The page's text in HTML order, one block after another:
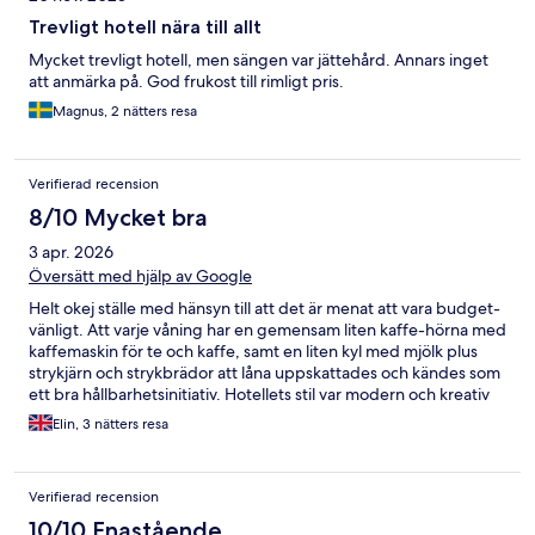
Trevligt hotell nära till allt
Mycket trevligt hotell, men sängen var jättehård. Annars inget
att anmärka på. God frukost till rimligt pris.
Magnus, 2 nätters resa
Verifierad recension
8/10 Mycket bra
3 apr. 2026
Översätt med hjälp av Google
Helt okej ställe med hänsyn till att det är menat att vara budget-
vänligt. Att varje våning har en gemensam liten kaffe-hörna med
kaffemaskin för te och kaffe, samt en liten kyl med mjölk plus
strykjärn och strykbrädor att låna uppskattades och kändes som
ett bra hållbarhetsinitiativ. Hotellets stil var modern och kreativ
med mycket inslag av fina färger och växter. Rummen hade lite
av en industriell/urban inredningsstil och var trevliga och unika.
på är främst madrassen, som var näst intill ett stenblock - Väldigt
hård och obekväm. Kuddarna var också ganska platta och
livlösa. Vi saknade en liten privat kyl på rummet för egen
Elin, 3 nätters resa
Verifierad recension